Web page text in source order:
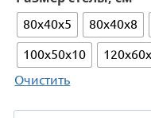
80x40x5 80x40x8
100x50x10
Очистить